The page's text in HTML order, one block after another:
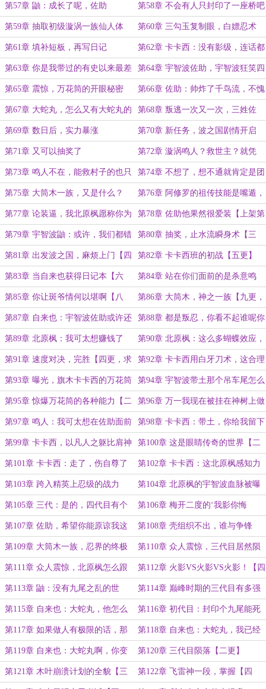
可以 么？
第57章 鼬：成长了呢，佐助 第58章 不会有人只封印了一座桥吧
第59章 抽取初级漩涡一族仙人体 第60章 三勾玉复制眼，白嫖忍术
第61章 填补短板，再写日记 第62章 卡卡西：没有影级，连话都
说不上
第63章 你是我带过的有史以来最差
的一届因陀罗
第64章 宇智波佐助，宇智波狂笑四
杰之一
第65章 震惊，万花筒的开眼秘密 第66章 佐助：帅炸了千鸟流，不愧
是我
第67章 大蛇丸，怎么又有大蛇丸的
事
第68章 叛逃一次又一次，三姓佐
助？
第69章 数日后，实力暴涨 第70章 新任务，波之国剧情开启
第71章 又可以抽奖了 第72章 漩涡鸣人？救世主？就凭
他？
第73章 鸣人不在，能救村子的也只
有佐助了吧。
第74章 不想了，想不通就肯定是团
藏的阴谋。
第75章 大筒木一族，又是什么？ 第76章 阿修罗的祖传技能是嘴遁，
因陀罗的祖传技能是装遁
第77章 论装逼，我北原枫愿称你为
最强
第78章 佐助他果然很爱装【上架第
一更，求订阅月票】
第79章 宇智波鼬：或许，我们都错
了吧，父亲。【二更】
第80章 抽奖，止水流瞬身术【三
更】
第81章 出发波之国，麻烦上门【四
更】
第82章 卡卡西班的初战【五更】
第83章 当自来也获得日记本【六
更】
第84章 站在你们面前的是杀意鸣
人，不装佐助【七更，求订阅，求月
票】
第85章 你让斑爷情何以堪啊【八
更，求订阅】
第86章 大筒木，神之一族【九更，
求订阅】
第87章 自来也：宇智波佐助或许还
有救【十更，求订阅】
第88章 都是叛忍，你看不起谁呢你
【一更，求订阅】
第89章 北原枫：我可太想赚钱了
【二更，求订阅】
第90章 北原枫：这么多蝴蝶效应，
累了，毁灭吧【三更，求订阅】
第91章 速度对决，完胜【四更，求
订阅】
第92章 卡卡西用白牙刀术，这合理
嘛？【五更，求订阅】
第93章 曝光，旗木卡卡西的万花筒
写轮眼【六更一万八，求订阅】
第94章 宇智波带土那个吊车尾怎么
可能觉醒万花筒【一更，求订阅】
第95章 惊爆万花筒的各种能力【二
更，求订阅】
第96章 万一我现在被挂在神树上做
梦怎么办？【三更，求订阅】
第97章 鸣人：我可太想在佐助面前
装逼了【四更，求订阅】
第98章 卡卡西：带土，你给我留下
了个什么样的珍宝啊【五更，求订
阅】
第99章 卡卡西，以凡人之躯比肩神
明【一更，求订阅】
第100章 这是眼睛传奇的世界【二
更，求订阅】
第101章 卡卡西：走了，伤自尊了
【三更，求订阅】
第102章 卡卡西：这北原枫感知力
也太离谱了吧【四更，求订阅】
第103章 跨入精英上忍级的战力
【五更，求订阅】
第104章 北原枫的宇智波血脉被曝
光【一更，求订阅】
第105章 三代：是的，四代目有个
孩子【二更，求订阅】
第106章 梅开二度的‘我影你悔
砰’【三更，求订阅】
第107章 佐助，希望你能原谅我这
一次，最后一次了【四更，求订阅】
第108章 壳组织不出，谁与争锋
【五更，求订阅】
第109章 大筒木一族，忍界的终极
敌人浮现【一更】
第110章 众人震惊，三代目居然陨
落了【二更】
第111章 众人震惊，北原枫怎么跟
个怪物一样【三更】
第112章 火影VS火影VS火影！【四
更】
第113章 鼬：没有九尾之乱的世
界，真好啊【五更，求月票】
第114章 巅峰时期的三代目有多强
【一更，求订阅】
第115章 自来也：大蛇丸，他怎么
敢这么玩弄死者【二更，求订阅】
第116章 初代目：封印个九尾能死
人？【三更，求月票】
第117章 如果做人有极限的话，那
么我不做人了【四更，求订阅】
第118章 自来也：大蛇丸，我已经
洞悉你的弱点了【五更，求订阅】
第119章 自来也：大蛇丸啊，你变
成了什么样的一个怪物啊【一更】
第120章 三代目陨落【二更】
第121章 木叶崩溃计划的全貌【三 第122章 飞雷神一段，掌握【四